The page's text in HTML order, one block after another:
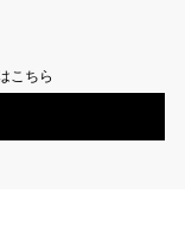
こちら